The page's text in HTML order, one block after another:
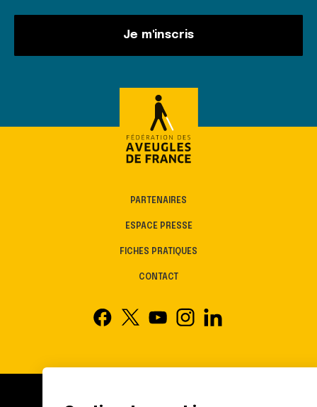
Je m'inscris
PARTENAIRES
ESPACE PRESSE
FICHES PRATIQUES
CONTACT